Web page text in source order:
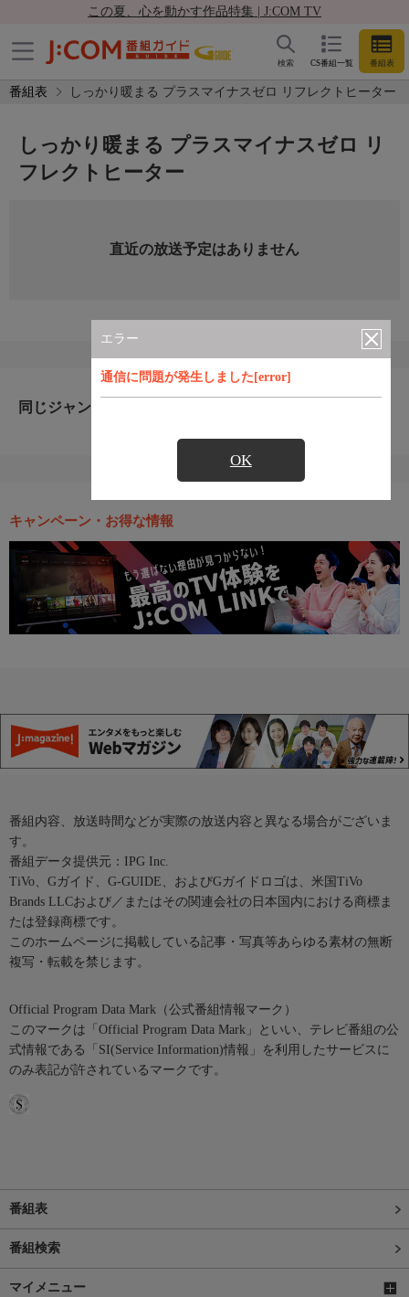
この夏、心を動かす作品特集 | J:COM TV
CS番組一覧 番組表
検索
番組表 しっかり暖まる プラスマイナスゼロ リフレクトヒーター
エラー
通信に問題が発生しました[error]
OK
しっかり暖まる プラスマイナスゼロ リ
フレクトヒーター
直近の放送予定はありません
同じジャンルのおすすめ番組
キャンペーン・お得な情報
番組内容、放送時間などが実際の放送内容と異なる場合がございま
す。
番組データ提供元：IPG Inc.
TiVo、Gガイド、G-GUIDE、およびGガイドロゴは、米国TiVo
Brands LLCおよび／またはその関連会社の日本国内における商標ま
たは登録商標です。
このホームページに掲載している記事・写真等あらゆる素材の無断
複写・転載を禁じます。
Official Program Data Mark（公式番組情報マーク）
このマークは「Official Program Data Mark」といい、テレビ番組の公
式情報である「SI(Service Information)情報」を利用したサービスに
のみ表記が許されているマークです。
番組表
番組検索
マイメニュー